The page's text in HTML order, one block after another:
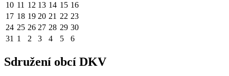
10 11 12 13 14 15 16
17 18 19 20 21 22 23
24 25 26 27 28 29 30
31 1 2 3 4 5 6
Sdružení obcí DKV